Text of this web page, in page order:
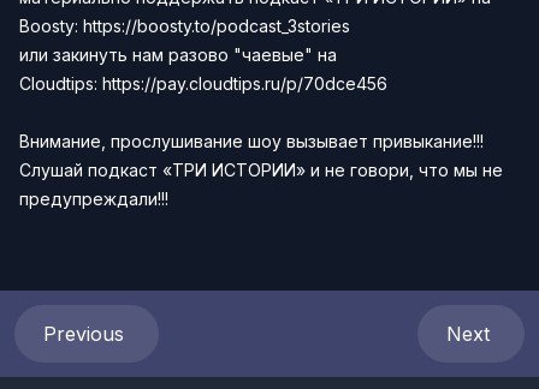
Boosty: https://boosty.to/podcast_3stories
или закинуть нам разово "чаевые" на
Сloudtips: https://pay.cloudtips.ru/p/70dce456
Внимание, прослушивание шоу вызывает привыкание!!!
Слушай подкаст «ТРИ ИСТОРИИ» и не говори, что мы не
предупреждали!!!
Previous Next